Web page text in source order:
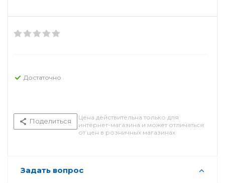
Достаточно
Поделиться
Цена действительна только для
интернет-магазина и может отличаться
от цен в розничных магазинах
Задать вопрос